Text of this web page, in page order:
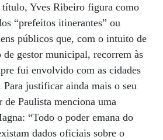
título, Yves Ribeiro figura como
“prefeitos itinerantes” ou
públicos que, com o intuito de
de gestor municipal, recorrem às
fui envolvido com as cidades
Para justificar ainda mais o seu
Paulista menciona uma
“Todo o poder emana do
dados oficiais sobre o